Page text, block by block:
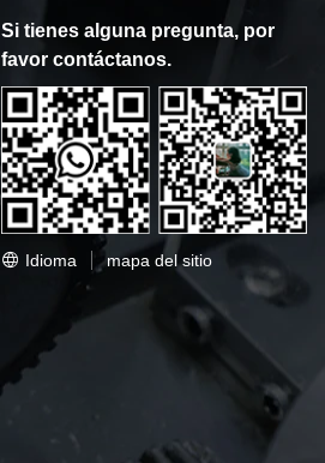
Si tienes alguna pregunta, por
favor contáctanos.
Idioma mapa del sitio